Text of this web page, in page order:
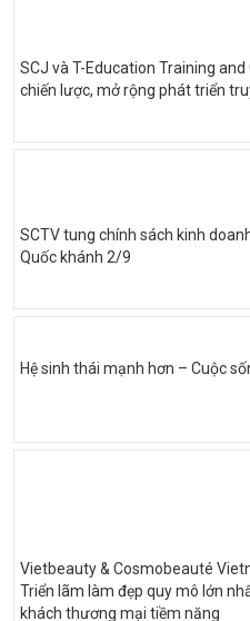
SCJ và T-Education Training
chiến lược, mở rộng phát triển
SCTV tung chính sách kinh
Quốc khánh 2/9
Hệ sinh thái mạnh hơn – Cuộc
Vietbeauty & Cosmobeauté
Triển lãm làm đẹp quy mô lớn
khách thương mại tiềm năng